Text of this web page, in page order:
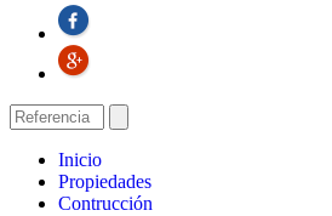
Inicio
Propiedades
Contrucción